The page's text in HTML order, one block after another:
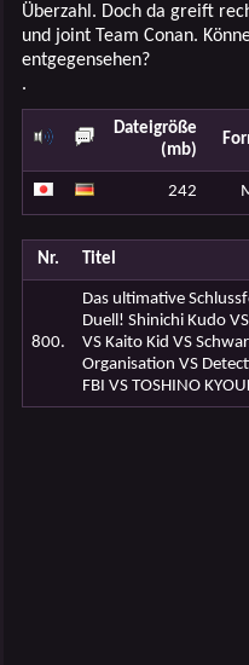
Überzahl. Doch da greift
und joint Team Conan.
entgegensehen?
.
Dateigröße
(mb)
242
Nr. Titel
800.
Das ultimative
Duell! Shinichi Kudo
VS Kaito Kid VS
Organisation VS
FBI VS TOSHINO